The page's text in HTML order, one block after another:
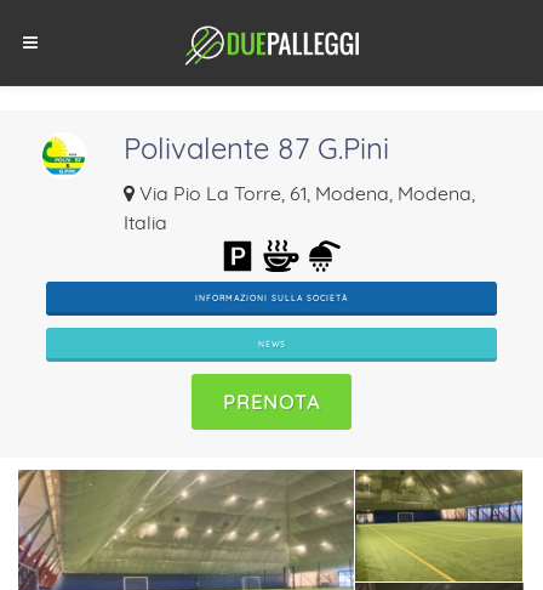
Polivalente 87 G.Pini
Via Pio La Torre, 61, Modena, Modena,
Italia
INFORMAZIONI SULLA SOCIETÀ
NEWS
PRENOTA